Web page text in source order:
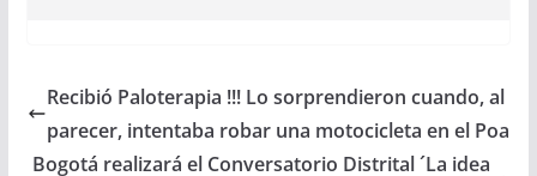
Recibió Paloterapia !!! Lo sorprendieron cuando, al
parecer, intentaba robar una motocicleta en el Poa
Bogotá realizará el Conversatorio Distrital ´La idea